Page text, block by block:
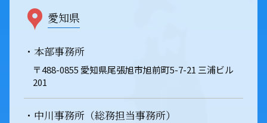
愛知県
・本部事務所
〒488-0855 愛知県尾張旭市旭前町5-7-21 三浦ビル
201
・中川事務所（総務担当事務所）